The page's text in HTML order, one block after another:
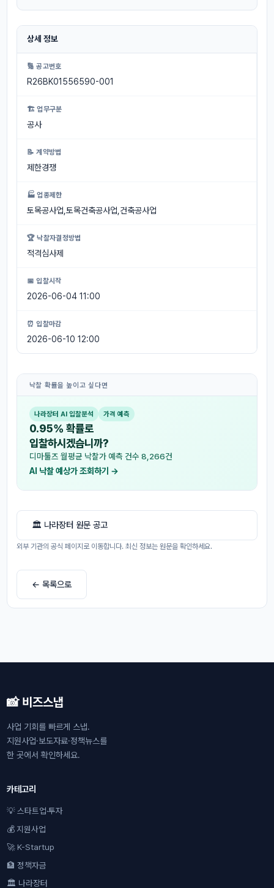
상세 정보
🔢 공고번호
R26BK01556590-001
🏗 업무구분
공사
📝 계약방법
제한경쟁
🏭 업종제한
토목공사업,토목건축공사업,건축공사업
🏆 낙찰자결정방법
적격심사제
📅 입찰시작
2026-06-04 11:00
⏰ 입찰마감
2026-06-10 12:00
낙찰 확률을 높이고 싶다면
나라장터 AI 입찰분석 가격 예측
0.95% 확률로
입찰하시겠습니까?
디마툴즈 월평균 낙찰가 예측 건수 8,266건
AI 낙찰 예상가 조회하기 →
🏛 나라장터 원문 공고
외부 기관의 공식 페이지로 이동합니다. 최신 정보는 원문을 확인하세요.
← 목록으로
📸 비즈스냅
사업 기회를 빠르게 스냅.
지원사업·보도자료·정책뉴스를
한 곳에서 확인하세요.
카테고리
💡 스타트업·투자
💰 지원사업
🚀 K-Startup
🏦 정책자금
🏛 나라장터